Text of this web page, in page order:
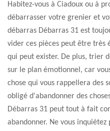
Habitez-vous à Ciadoux ou à
débarrasser votre grenier et
débarras Débarras 31 est
vider ces pièces peut être
qui peut exister. De plus, trier
sur le plan émotionnel, car
chose qui vous rappellera des
obligé d'abandonner des
Débarras 31 peut tout à fait
abandonner. Ne vous